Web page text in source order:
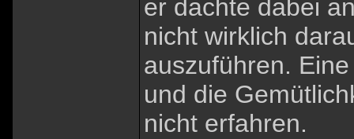
er dachte dabei
nicht wirklich
auszuführen.
und die
nicht erfahren.